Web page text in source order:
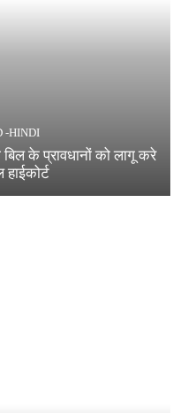
-HINDI
के प्रावधानों को लागू करे